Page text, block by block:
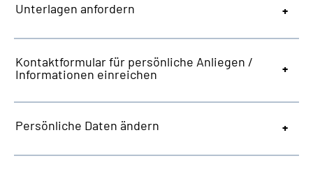
Mein Kundenportal
Unterlagen anfordern
Kontaktformular für persönliche Anliegen /
Informationen einreichen
Persönliche Daten ändern